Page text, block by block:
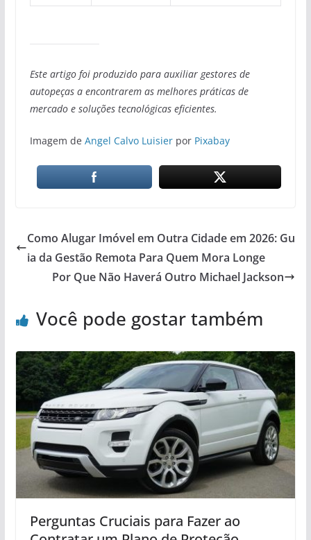
Este artigo foi produzido para auxiliar gestores de
autopeças a encontrarem as melhores práticas de
mercado e soluções tecnológicas eficientes.
Imagem de Angel Calvo Luisierpor Pixabay
Como Alugar Imóvel em Outra Cidade em 2026: Gu
ia da Gestão Remota Para Quem Mora Longe
Por Que Não Haverá Outro Michael Jackson
Você pode gostar também
Perguntas Cruciais para Fazer ao